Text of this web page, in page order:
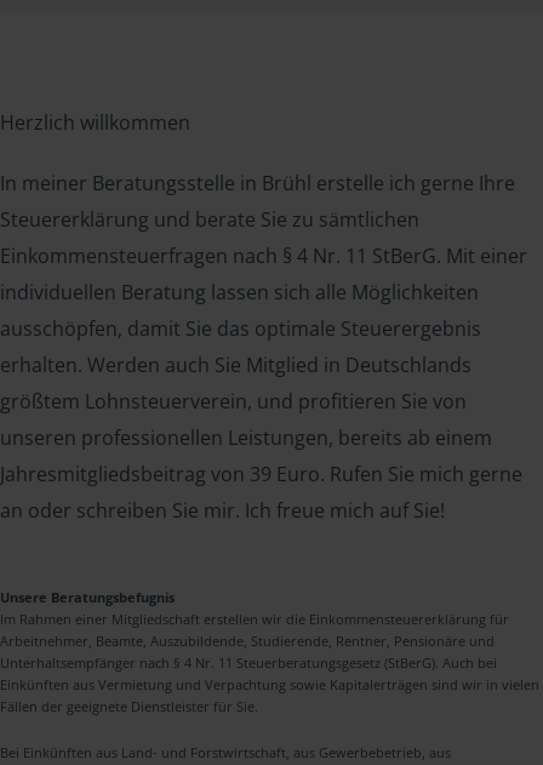
Herzlich willkommen
In meiner Beratungsstelle in Brühl erstelle ich gerne Ihre
Steuererklärung und berate Sie zu sämtlichen
Einkommensteuerfragen nach § 4 Nr. 11 StBerG. Mit einer
individuellen Beratung lassen sich alle Möglichkeiten
ausschöpfen, damit Sie das optimale Steuerergebnis
erhalten. Werden auch Sie Mitglied in Deutschlands
größtem Lohnsteuerverein, und profitieren Sie von
unseren professionellen Leistungen, bereits ab einem
Jahresmitgliedsbeitrag von 39 Euro. Rufen Sie mich gerne
an oder schreiben Sie mir. Ich freue mich auf Sie!
Unsere Beratungsbefugnis
Im Rahmen einer Mitgliedschaft erstellen wir die Einkommensteuererklärung für
Arbeitnehmer, Beamte, Auszubildende, Studierende, Rentner, Pensionäre und
Unterhaltsempfänger nach § 4 Nr. 11 Steuerberatungsgesetz (StBerG). Auch bei
Einkünften aus Vermietung und Verpachtung sowie Kapitalerträgen sind wir in vielen
Fällen der geeignete Dienstleister für Sie.
Bei Einkünften aus Land- und Forstwirtschaft, aus Gewerbebetrieb, aus